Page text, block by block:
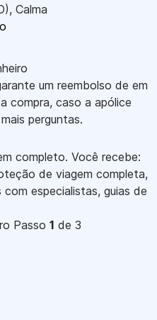
), Calma
um reembolso de em
compra, caso a apólice
perguntas.
completo. Você recebe:
de viagem completa,
especialistas, guias de
Passo 1 de 3